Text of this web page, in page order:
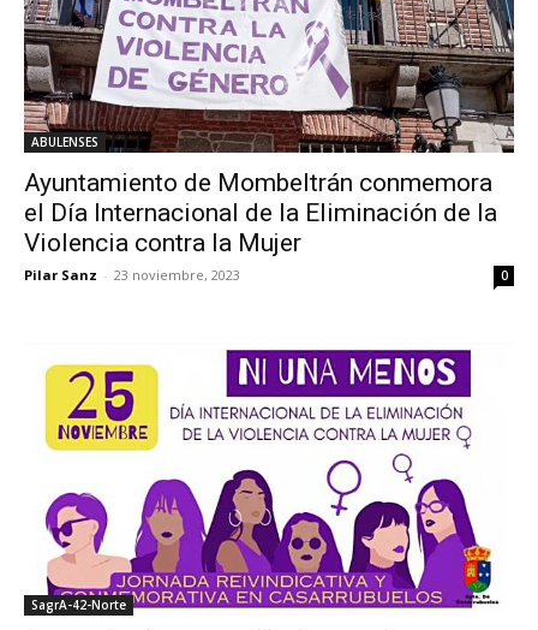
ABULENSES
Ayuntamiento de Mombeltrán conmemora
el Día Internacional de la Eliminación de la
Violencia contra la Mujer
Pilar Sanz - 23 noviembre, 2023 0
SagrA-42-Norte